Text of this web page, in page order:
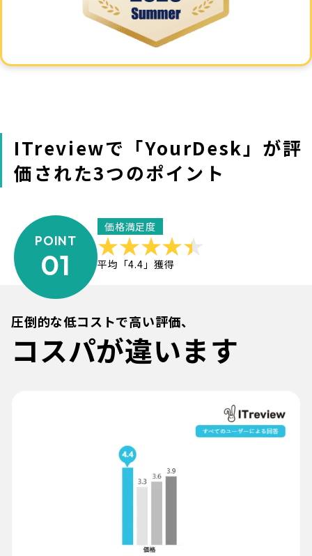
ITreviewで「YourDesk」が評
価された3つのポイント
POINT
01
価格満足度
平均「4.4」獲得
圧倒的な低コストで高い評価、
コスパが違います